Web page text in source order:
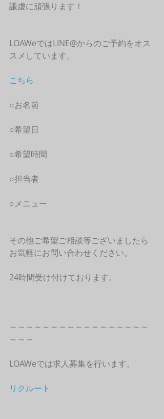
謙虚に頑張ります！
LOAWeではLINE@からのご予約をオス
スメしています。
こちら
○お名前
○希望日
○希望時間
○担当者
○メニュー
その他ご希望ご相談等ございましたら
お気軽にお問い合わせください。
24時間受け付けております。
～～～～～～～～～～～～～～～～～
～～～
LOAWeでは求人募集を行います。
リクルート